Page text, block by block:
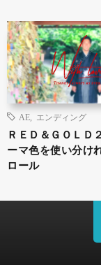
AE エンディング
ＲＥＤ＆ＧＯＬＤ
ーマ色を使い分け
ロール